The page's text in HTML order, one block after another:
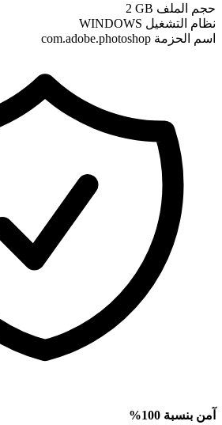
حجم الملف 2 GB
نظام التشغيل WINDOWS
اسم الحزمة com.adobe.photoshop
آمن بنسبة 100%